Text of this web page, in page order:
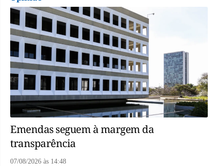
Emendas seguem à margem da
transparência
07/08/2026 às 14:48